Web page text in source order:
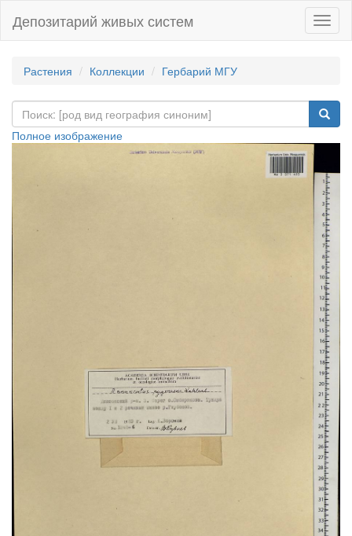
Депозитарий живых систем
Растения Коллекции Гербарий МГУ
Полное изображение